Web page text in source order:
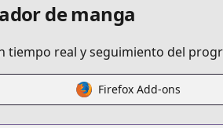
no-hitorigoto
de manga
real y seguimiento del
Firefox Add-ons